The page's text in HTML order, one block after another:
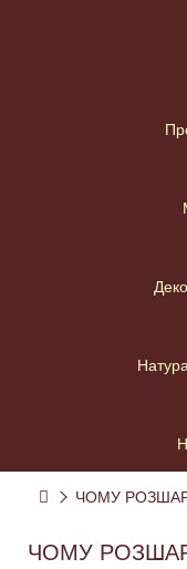
ЧОМУ
ЧОМУ